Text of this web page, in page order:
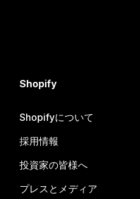
Shopify
Shopifyについて
採用情報
投資家の皆様へ
プレスとメディア